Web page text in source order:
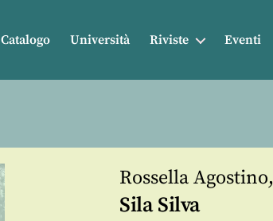
Catalogo Università Riviste Eventi
Rossella Agostino,
Sila Silva